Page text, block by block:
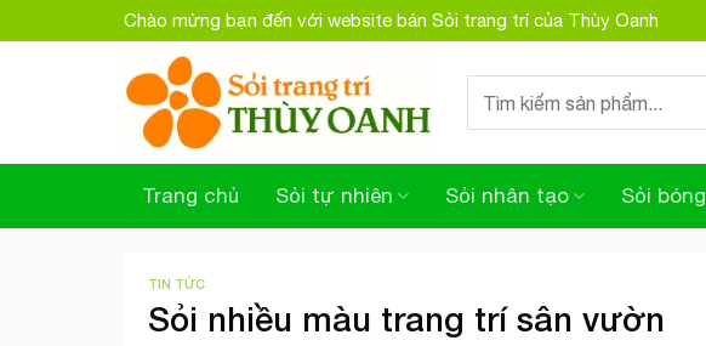
to
Chào mừng bạn đến với website bán Sỏi trang trí của Thùy Oanh
Search
Trang chủ Sỏi tự nhiên Sỏi nhân tạo Sỏi bóng
TIN TỨC
Sỏi nhiều màu trang trí sân vườn